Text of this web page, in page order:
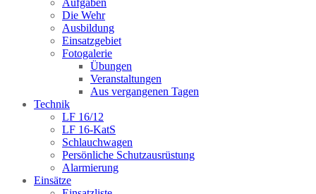
Die Wehr
Ausbildung
Einsatzgebiet
Fotogalerie
Übungen
Veranstaltungen
Aus vergangenen Tagen
Technik
LF 16/12
LF 16-KatS
Schlauchwagen
Persönliche Schutzausrüstung
Alarmierung
Einsätze